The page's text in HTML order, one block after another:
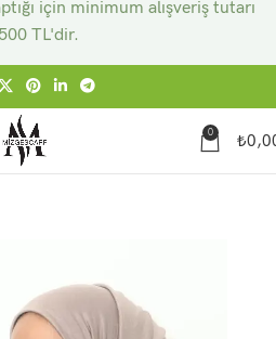
0 ₺
için minimum alışveriş tutarı
TL'dir.